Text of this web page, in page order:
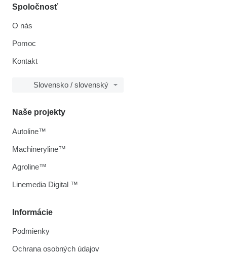
Spoločnosť
O nás
Pomoc
Kontakt
Slovensko / slovenský
Informácie
Podmienky
Ochrana osobných údajov
Naše projekty
Autoline™
Machineryline™
Agroline™
Linemedia Digital ™